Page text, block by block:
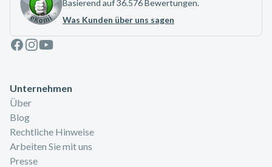
Basierend auf 36.576 Bewertungen.
Was Kunden über uns sagen
Facebook
Instagram
Youtube
Unternehmen
Über
Blog
Rechtliche Hinweise
Arbeiten Sie mit uns
Presse